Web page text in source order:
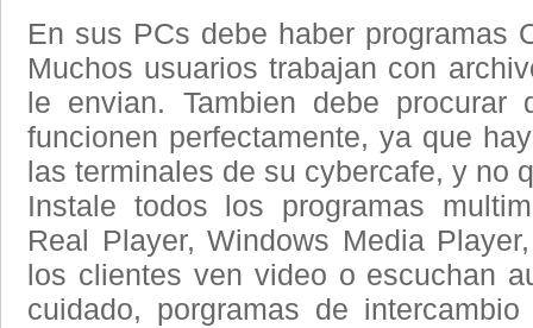
En sus PCs debe haber programas
Muchos usuarios trabajan con
le envian. Tambien debe procurar
funcionen perfectamente, ya que
las terminales de su cybercafe, y no
Instale todos los programas
Real Player, Windows Media
los clientes ven video o escuchan
cuidado, porgramas de